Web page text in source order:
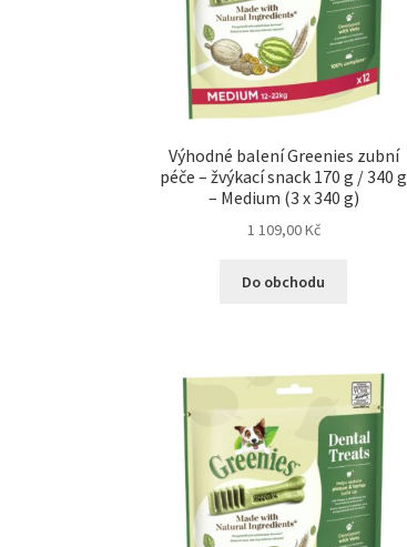
Výhodné balení Greenies zubní
péče – žvýkací snack 170 g / 340 g
– Medium (3 x 340 g)
1 109,00Kč
Do obchodu